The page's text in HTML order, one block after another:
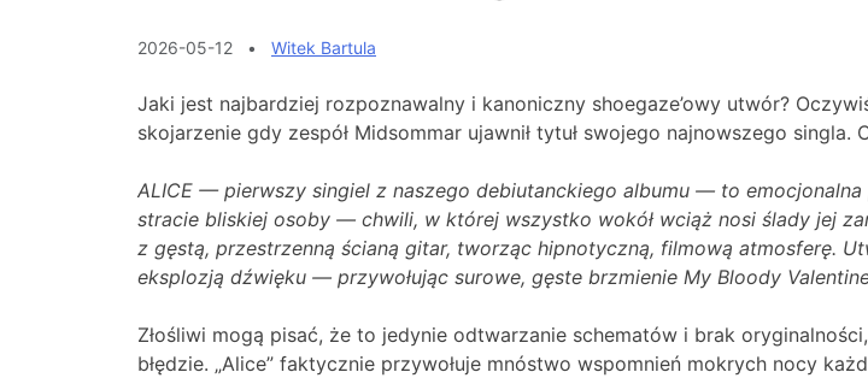
2026-05-12 • Witek Bartula
Jaki jest najbardziej rozpoznawalny i kanoniczny shoegaze’owy utwór?
skojarzenie gdy zespół Midsommar ujawnił tytuł swojego najnowszego
ALICE — pierwszy singiel z naszego debiutanckiego albumu — to
stracie bliskiej osoby — chwili, w której wszystko wokół wciąż nosi ślady jej
z gęstą, przestrzenną ścianą gitar, tworząc hipnotyczną, filmową atmosferę.
eksplozją dźwięku — przywołując surowe, gęste brzmienie My Bloody
Złośliwi mogą pisać, że to jedynie odtwarzanie schematów i brak
błędzie. „Alice” faktycznie przywołuje mnóstwo wspomnień mokrych nocy